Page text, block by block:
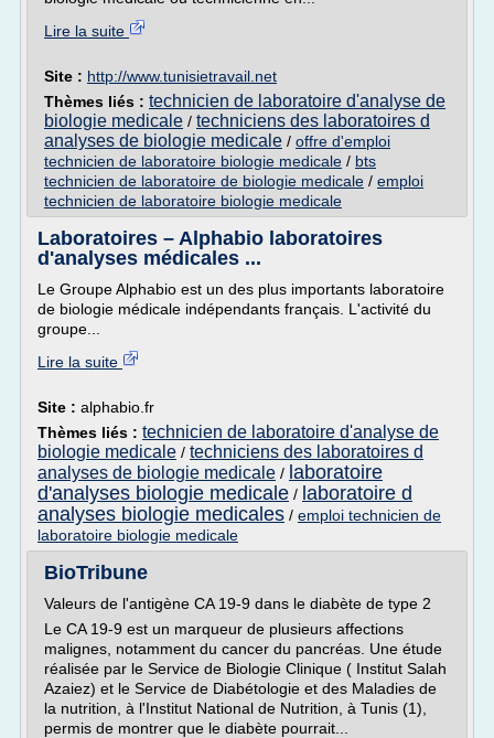
Lire la suite
Site : http://www.tunisietravail.net
Thèmes liés : technicien de laboratoire d'analyse de
biologie medicale / techniciens des laboratoires d
analyses de biologie medicale / offre d'emploi
technicien de laboratoire biologie medicale / bts
technicien de laboratoire de biologie medicale / emploi
technicien de laboratoire biologie medicale
Laboratoires – Alphabio laboratoires
d'analyses médicales ...
Le Groupe Alphabio est un des plus importants laboratoire
de biologie médicale indépendants français. L'activité du
groupe...
Lire la suite
Site : alphabio.fr
Thèmes liés : technicien de laboratoire d'analyse de
biologie medicale / techniciens des laboratoires d
analyses de biologie medicale / laboratoire
d'analyses biologie medicale / laboratoire d
analyses biologie medicales / emploi technicien de
laboratoire biologie medicale
BioTribune
Valeurs de l'antigène CA 19-9 dans le diabète de type 2
Le CA 19-9 est un marqueur de plusieurs affections
malignes, notamment du cancer du pancréas. Une étude
réalisée par le Service de Biologie Clinique ( Institut Salah
Azaiez) et le Service de Diabétologie et des Maladies de
la nutrition, à l'Institut National de Nutrition, à Tunis (1),
permis de montrer que le diabète pourrait...